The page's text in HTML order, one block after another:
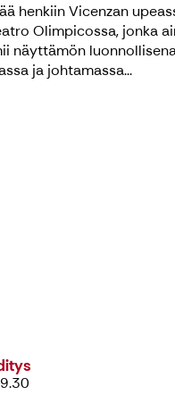
henkiin Vicenzan
Olimpicossa, jonka
näyttämön
ja johtamassa...